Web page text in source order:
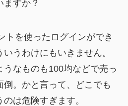
ますか？
トを使ったログインができ
うわけにもいきません。
なものも100均などで売っ
。かと言って、どこでも
は危険すぎます。